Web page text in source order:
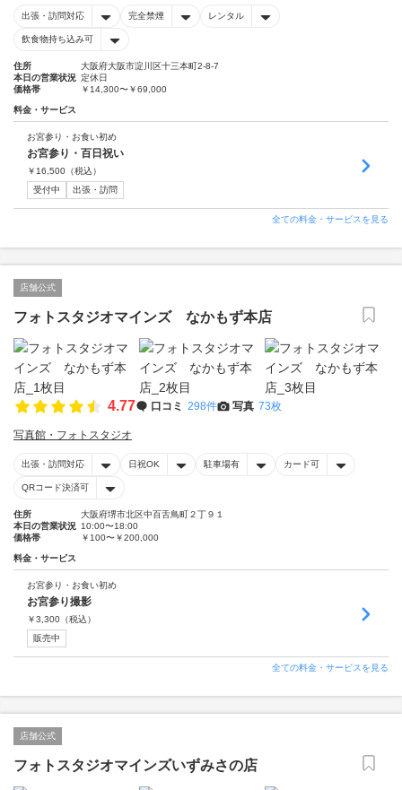
出張・訪問対応 完全禁煙 レンタル
飲食物持ち込み可
住所
大阪府大阪市淀川区十三本町2-8-7
本日の営業状況 定休日
価格帯
￥14,300〜￥69,000
料金・サービス
お宮参り・お食い初め
お宮参り・百日祝い
￥ 16,500 （税込）
受付中
出張・訪問
全ての料金・サービスを見る
店舗公式
フォトスタジオマインズ なかもず本店
4.77 口コミ 298件 写真 73枚
写真館・フォトスタジオ
出張・訪問対応 日祝OK 駐車場有 カード可
QRコード決済可
住所
大阪府堺市北区中百舌鳥町２丁９１
本日の営業状況 10:00〜18:00
価格帯
￥100〜￥200,000
料金・サービス
お宮参り・お食い初め
お宮参り撮影
￥3,300 （税込）
販売中
全ての料金・サービスを見る
店舗公式
フォトスタジオマインズいずみさの店